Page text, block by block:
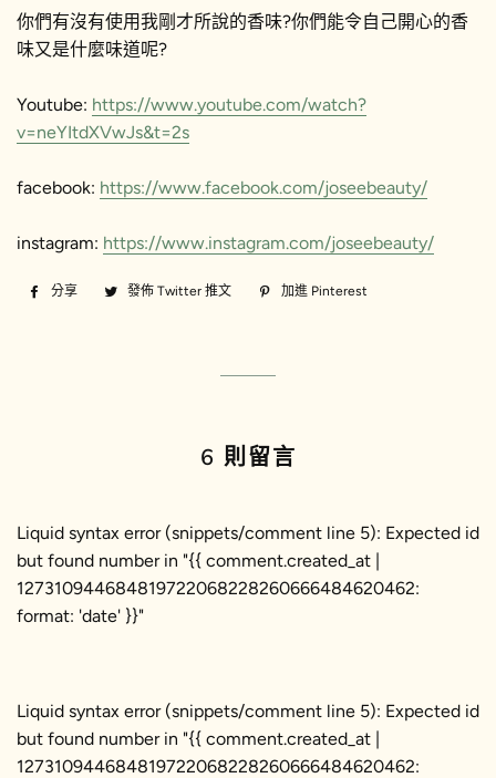
你們有沒有使用我剛才所說的香味?你們能令自己開心的香
味又是什麼味道呢?
Youtube: https://www.youtube.com/watch?
v=neYItdXVwJs&t=2s
facebook: https://www.facebook.com/joseebeauty/
instagram: https://www.instagram.com/joseebeauty/
分享 發佈 Twitter 推文 加進 Pinterest
6 則留言
Liquid syntax error (snippets/comment line 5): Expected id
but found number in "{{ comment.created_at |
127310944684819722068228260666484620462:
format: 'date' }}"
Liquid syntax error (snippets/comment line 5): Expected id
but found number in "{{ comment.created_at |
127310944684819722068228260666484620462: